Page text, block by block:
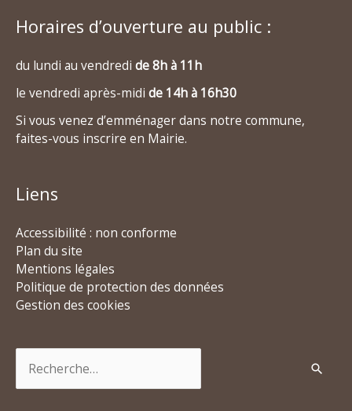
Horaires d’ouverture au public :
du lundi au vendredi de 8h à 11h
le vendredi après-midi de 14h à 16h30
Si vous venez d’emménager dans notre commune,
faites-vous inscrire en Mairie.
Liens
Accessibilité : non conforme
Plan du site
Mentions légales
Politique de protection des données
Gestion des cookies